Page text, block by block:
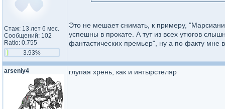
Стаж: 13 лет 6 мес.
Сообщений: 102
Ratio: 0.755
3.93%
Это не мешает снимать, к примеру,
успешны в прокате. А тут из всех утюгов
фантастических премьер", ну а по факту мне
arseniy4 глупая хрень, как и интырстеляр